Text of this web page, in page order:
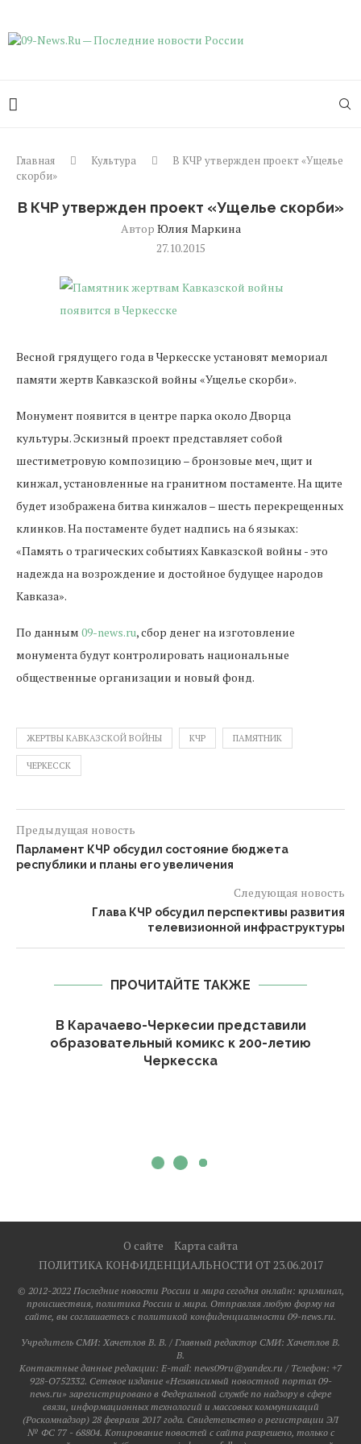
Главная Культура
В КЧР утвержден проект «Ущелье
скорби»
В КЧР утвержден проект «Ущелье скорби»
Автор Юлия Маркина
27.10.2015
Весной грядущего года в Черкесске установят мемориал
памяти жертв Кавказской войны «Ущелье скорби».
Монумент появится в центре парка около Дворца
культуры. Эскизный проект представляет собой
шестиметровую композицию – бронзовые меч, щит и
кинжал, установленные на гранитном постаменте. На щите
будет изображена битва кинжалов – шесть перекрещенных
клинков. На постаменте будет надпись на 6 языках:
«Память о трагических событиях Кавказской войны - это
надежда на возрождение и достойное будущее народов
Кавказа».
По данным 09-news.ru, сбор денег на изготовление
монумента будут контролировать национальные
общественные организации и новый фонд.
ЖЕРТВЫ КАВКАЗСКОЙ ВОЙНЫ КЧР ПАМЯТНИК
ЧЕРКЕССК
Предыдущая новость
Парламент КЧР обсудил состояние бюджета
республики и планы его увеличения
Следующая новость
Глава КЧР обсудил перспективы развития
телевизионной инфраструктуры
ПРОЧИТАЙТЕ ТАКЖЕ
В Карачаево-Черкесии представили
образовательный комикс к 200-летию
Черкесска
О сайте
Карта сайта
ПОЛИТИКА КОНФИДЕНЦИАЛЬНОСТИ ОТ 23.06.2017
© 2012-2022 Последние новости России и мира сегодня онлайн: криминал,
происшествия, политика России и мира. Отправляя любую форму на
сайте, вы соглашаетесь с политикой конфиденциальности 09-news.ru.
Учредитель СМИ: Хaчeтлoв B. B. / Главный редактор СМИ: Хaчeтлoв B.
B.
Контактные данные редакции: E-mail: news09ru@yandex.ru / Телефон: +7
928-O752332. Сетевое издание «Независимый новостной портал 09-
news.ru» зарегистрировано в Федеральной службе по надзору в сфере
связи, информационных технологий и массовых коммуникаций
(Роскомнадзор) 28 февраля 2017 года. Свидетельство о регистрации ЭЛ
№ ФС 77 - 68804. Копирование новостей с сайта разрешено, только с